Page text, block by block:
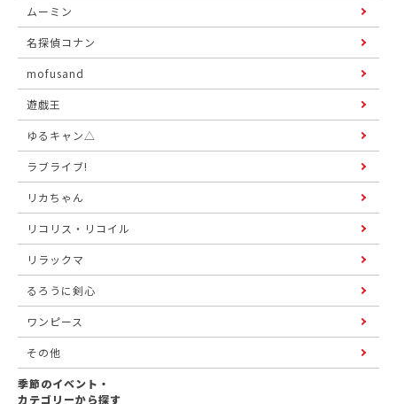
ムーミン
名探偵コナン
mofusand
遊戯王
ゆるキャン△
ラブライブ!
リカちゃん
リコリス・リコイル
リラックマ
るろうに剣心
ワンピース
その他
季節のイベント・
カテゴリーから探す